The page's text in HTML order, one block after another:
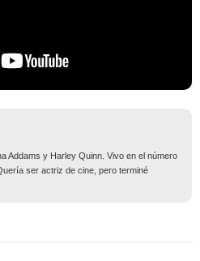
Addams y Harley Quinn. Vivo en el número
ser actriz de cine, pero terminé